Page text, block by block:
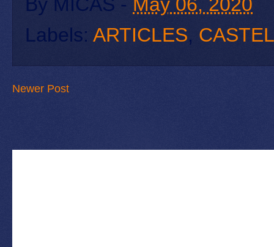
Labels: ARTICLES,
Newer Post